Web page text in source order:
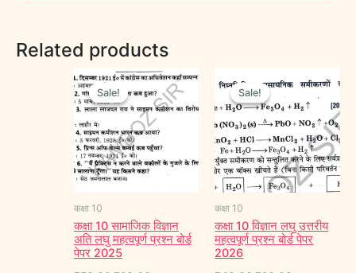
Related products
Sale!
Sale!
कक्षा 10
कक्षा 10 सामाजिक विज्ञान
अति लघु महत्वपूर्ण प्रश्न बोर्ड
पेपर 2025
Original
price
was:
₹50.00.
Current
price
is:
₹20.00.
Sale!
Sale!
कक्षा 10
कक्षा 10 विज्ञान लघु उत्तरीय
महत्वपूर्ण प्रश्न बोर्ड पेपर
2026
price
was:
₹40.00.
price
is:
₹20.00.